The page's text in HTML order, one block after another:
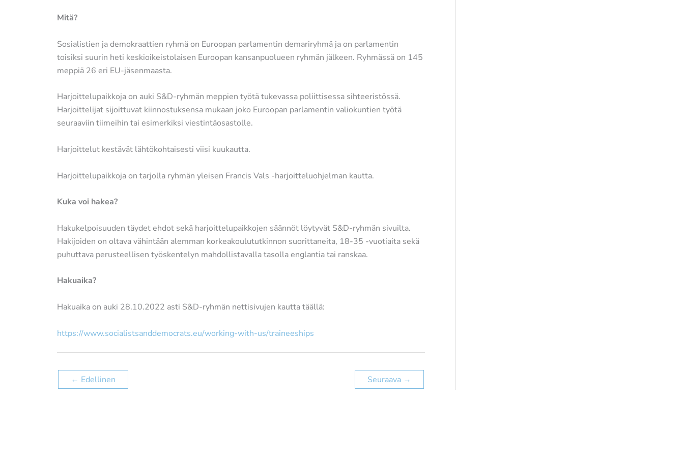
Mitä?
Sosialistien ja demokraattien ryhmä on Euroopan parlamentin demariryhmä ja on parlamentin
toisiksi suurin heti keskioikeistolaisen Euroopan kansanpuolueen ryhmän jälkeen. Ryhmässä on 145
meppiä 26 eri EU-jäsenmaasta.
Harjoittelupaikkoja on auki S&D-ryhmän meppien työtä tukevassa poliittisessa sihteeristössä.
Harjoittelijat sijoittuvat kiinnostuksensa mukaan joko Euroopan parlamentin valiokuntien työtä
seuraaviin tiimeihin tai esimerkiksi viestintäosastolle.
Harjoittelut kestävät lähtökohtaisesti viisi kuukautta.
Harjoittelupaikkoja on tarjolla ryhmän yleisen Francis Vals -harjoitteluohjelman kautta.
Kuka voi hakea?
Hakukelpoisuuden täydet ehdot sekä harjoittelupaikkojen säännöt löytyvät S&D-ryhmän sivuilta.
Hakijoiden on oltava vähintään alemman korkeakoulututkinnon suorittaneita, 18-35 -vuotiaita sekä
puhuttava perusteellisen työskentelyn mahdollistavalla tasolla englantia tai ranskaa.
Hakuaika?
Hakuaika on auki 28.10.2022 asti S&D-ryhmän nettisivujen kautta täällä:
https://www.socialistsanddemocrats.eu/working-with-us/traineeships
← Edellinen Seuraava →